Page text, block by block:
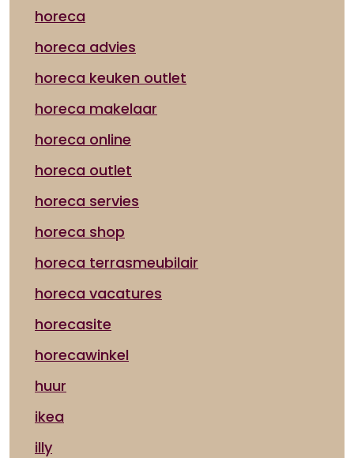
horeca
horeca advies
horeca keuken outlet
horeca makelaar
horeca online
horeca outlet
horeca servies
horeca shop
horeca terrasmeubilair
horeca vacatures
horecasite
horecawinkel
huur
ikea
illy